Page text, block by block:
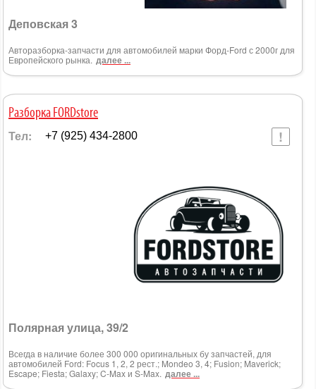
Деповская 3
Авторазборка-запчасти для автомобилей марки Форд-Ford с 2000г для
Европейского рынка. далее ...
Разборка FORDstore
Тел: +7 (925) 434-2800
Полярная улица, 39/2
Всегда в наличие более 300 000 оригинальных бу запчастей, для
автомобилей Ford: Focus 1, 2, 2 рест.; Mondeo 3, 4; Fusion; Maverick;
Escape; Fiesta; Galaxy; C-Max и S-Max. далее ...